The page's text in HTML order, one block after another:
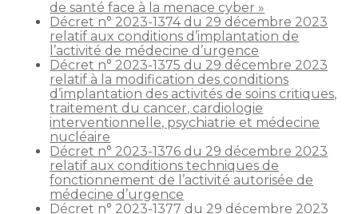
de santé face à la menace cyber »
Décret n° 2023-1374 du 29 décembre 2023
relatif aux conditions d’implantation de
l’activité de médecine d’urgence
Décret n° 2023-1375 du 29 décembre 2023
relatif à la modification des conditions
d’implantation des activités de soins critiques,
traitement du cancer, cardiologie
interventionnelle, psychiatrie et médecine
nucléaire
Décret n° 2023-1376 du 29 décembre 2023
relatif aux conditions techniques de
fonctionnement de l’activité autorisée de
médecine d’urgence
Décret n° 2023-1377 du 29 décembre 2023